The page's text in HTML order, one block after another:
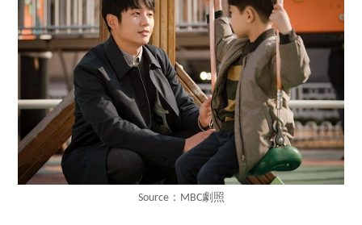
Source：MBC劇照